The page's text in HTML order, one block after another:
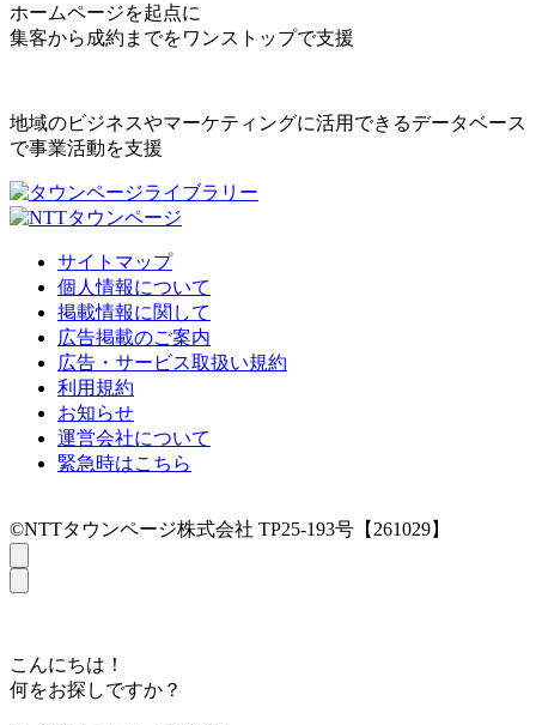
ホームページを起点に
集客から成約までをワンストップで支援
地域のビジネスやマーケティングに活用できるデータベース
で事業活動を支援
サイトマップ
個人情報について
掲載情報に関して
広告掲載のご案内
広告・サービス取扱い規約
利用規約
お知らせ
運営会社について
緊急時はこちら
©NTTタウンページ株式会社 TP25-193号【261029】
こんにちは！
何をお探しですか？